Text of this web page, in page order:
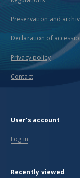
Preservation and
Declaration of
Privacy policy
Contact
User's account
Log in
Recently viewed